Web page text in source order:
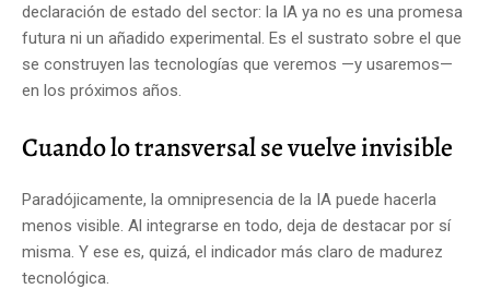
declaración de estado del sector: la IA ya no es una promesa
futura ni un añadido experimental. Es el sustrato sobre el que
se construyen las tecnologías que veremos —y usaremos—
en los próximos años.
Cuando lo transversal se vuelve invisible
Paradójicamente, la omnipresencia de la IA puede hacerla
menos visible. Al integrarse en todo, deja de destacar por sí
misma. Y ese es, quizá, el indicador más claro de madurez
tecnológica.